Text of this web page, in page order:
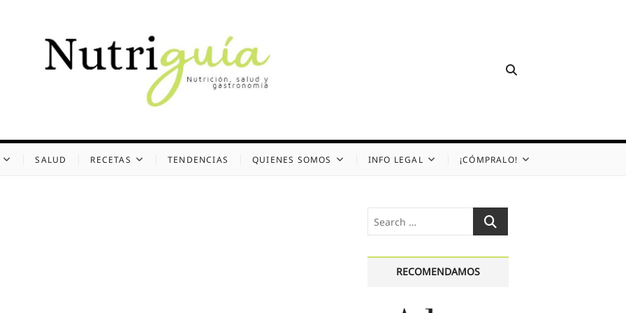
SALUD RECETAS TENDENCIAS QUIENES SOMOS INFO LEGAL ¡CÓMPRALO!
Search
…
RECOMENDAMOS